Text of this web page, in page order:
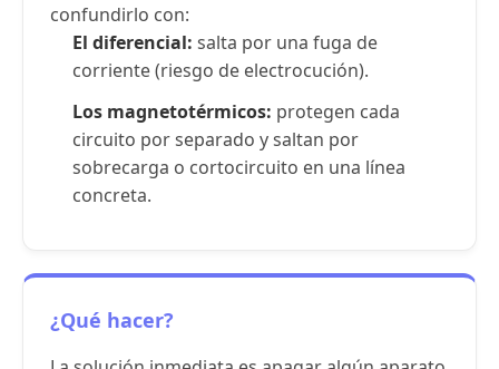
confundirlo con:
El diferencial: salta por una fuga de
corriente (riesgo de electrocución).
Los magnetotérmicos: protegen cada
circuito por separado y saltan por
sobrecarga o cortocircuito en una línea
concreta.
¿Qué hacer?